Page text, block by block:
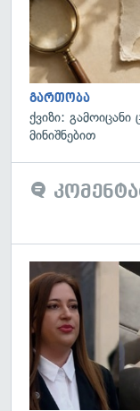
გართობა
ქვიზი:
მინიშნებით